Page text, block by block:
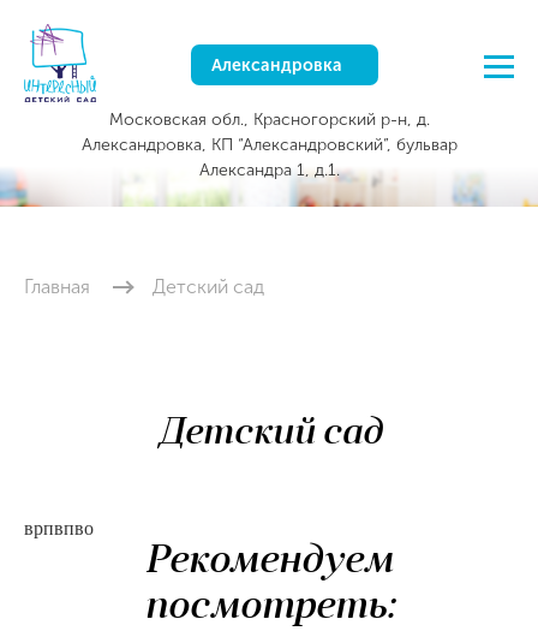
Александровка
Московская обл., Красногорский р-н, д.
Александровка, КП “Александровский”, бульвар
Александра 1, д.1.
Главная Детский сад
Детский сад
врпвпво
Рекомендуем
посмотреть: